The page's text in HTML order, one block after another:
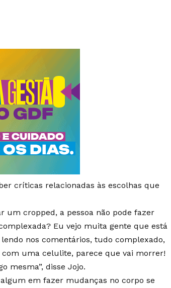
críticas relacionadas às escolhas que
um cropped, a pessoa não pode fazer
Eu vejo muita gente que está
nos comentários, tudo complexado,
uma celulite, parece que vai morrer!
mesma”, disse Jojo.
em fazer mudanças no corpo se